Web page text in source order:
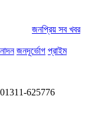
জনপ্রিয় সব খবর
জনদূর্ভোগ প্রাইম
01311-625776